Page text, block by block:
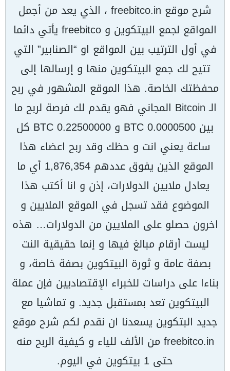
شرح موقع freebitco.in ، الذي يعد من أجمل
المواقع لجمع البيتكوين و freebitco يأتي دائما
في أول الترتيب بين المواقع او “الصنابير” التي
تتيح لك جمع البيتكوين منها و إرسالها إلى
محفظتك الخاصة. هذا الموقع المشهور في ربح
الـ Bitcoin المجاني فهو يقدم لك فرصة لربح ما
بين 0.0000500 BTC و 0.22500000 BTC كل
ساعة يعني انت و حظك وقد ربح اعضاء هذا
الموقع الذين يفوق عددهم 1,876,354 أي ما
يعادل ملايين الدولارات، إذن و انا أكتب هذا
الموضوع فقد تسجل في الموقع الملايين و
اخرون حصلو على الملايين من الدولارات… هذه
ليست أرقام مبالغ فيها و إنما حقيقية النت
بصفة عامة و ثورة البيتكوين بصفة خاصة، و
بناءا على دراسات للخبراء الإقتصاديين فإن عملة
البيتكوين تعد بمستقبل جديد. و تماشيا مع
جديد البتكوين يسعدنا ان نقدم لكم شرح موقع
freebitco.in من الألف للياء و كيفية الربح منه
حتى 1 بيتكوين في اليوم.